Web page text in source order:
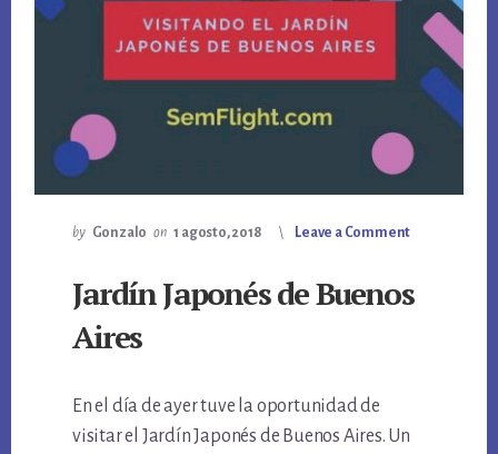
by Gonzalo on 1 agosto, 2018 Leave a Comment
Jardín Japonés de Buenos
Aires
En el día de ayer tuve la oportunidad de
visitar el Jardín Japonés de Buenos Aires. Un